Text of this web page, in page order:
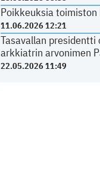
Poikkeuksia
11.06.2026 12:21
Tasavallan presidentti
arkkiatrin arvonimen
22.05.2026 11:49